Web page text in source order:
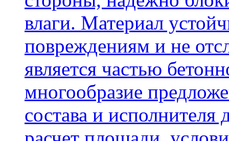
влаги. Материал
повреждениям и не
является частью
многообразие
состава и